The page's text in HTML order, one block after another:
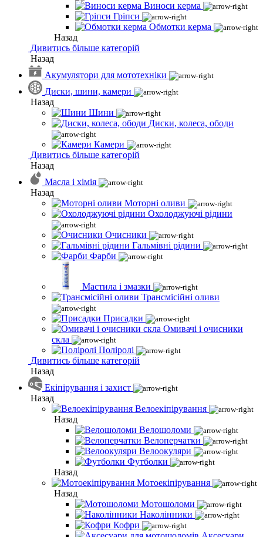
Виноси керма
Гріпси
Обмотки керма
Назад
Дивитись більше категорій
Назад
Акумулятори для мототехніки
Диски, шини, камери
Назад
Шини
Диски, колеса, ободи
Камери
Дивитись більше категорій
Назад
Масла і хімія
Назад
Моторні оливи
Охолоджуючі рідини
Очисники
Гальмівні рідини
Фарби
Мастила і змазки
Трансмісійні оливи
Присадки
Омивачі і очисники
скла
Поліролі
Дивитись більше категорій
Назад
Екіпірування і захист
Назад
Велоекіпірування
Назад
Велошоломи
Велоперчатки
Велоокуляри
Футболки
Назад
Мотоекіпірування
Назад
Мотошоломи
Наколінники
Кофри